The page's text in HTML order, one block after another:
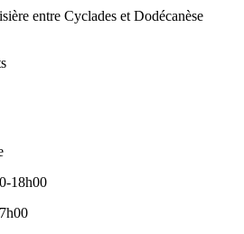
entre Cyclades et Dodécanèse
18h00